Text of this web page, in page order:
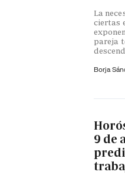
La
ciertas
pareja
Borja
9 de